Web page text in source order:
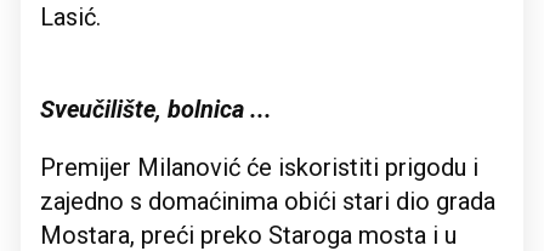
Lasić.
Sveučilište, bolnica ...
Premijer Milanović će iskoristiti prigodu i
zajedno s domaćinima obići stari dio grada
Mostara, preći preko Staroga mosta i u